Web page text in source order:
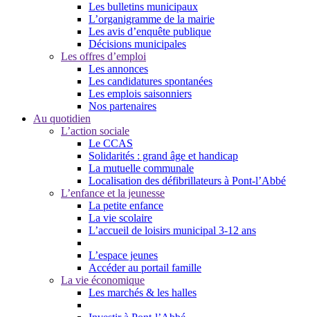
Les bulletins municipaux
L’organigramme de la mairie
Les avis d’enquête publique
Décisions municipales
Les offres d’emploi
Les annonces
Les candidatures spontanées
Les emplois saisonniers
Nos partenaires
Au quotidien
L’action sociale
Le CCAS
Solidarités : grand âge et handicap
La mutuelle communale
Localisation des défibrillateurs à Pont-l’Abbé
L’enfance et la jeunesse
La petite enfance
La vie scolaire
L’accueil de loisirs municipal 3-12 ans
L’espace jeunes
Accéder au portail famille
La vie économique
Les marchés & les halles